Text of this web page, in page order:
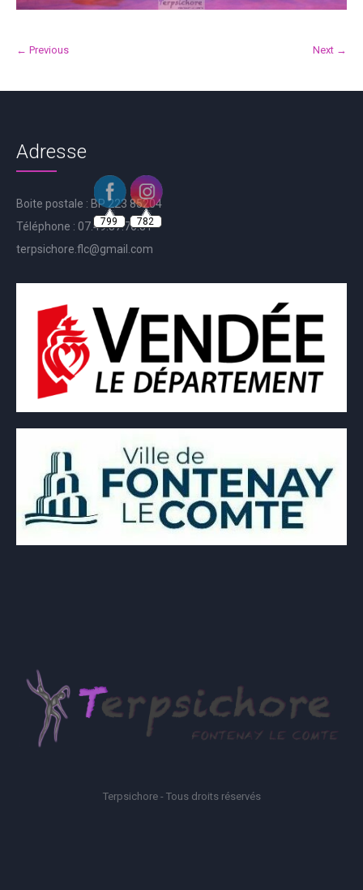
← Previous Next →
Adresse
Boite postale : BP 223 85204
Téléphone : 07.49.57.76.81
terpsichore.flc@gmail.com
Terpsichore - Tous droits réservés
799 782